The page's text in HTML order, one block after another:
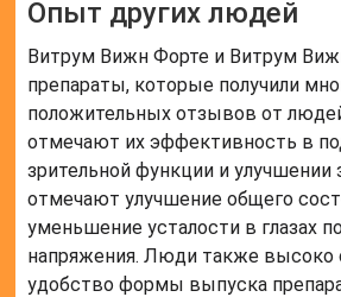
Опыт других людей
Витрум Вижн Форте и Витрум
препараты, которые получили
положительных отзывов от
отмечают их эффективность в
зрительной функции и улучшении
отмечают улучшение общего
уменьшение усталости в глазах
напряжения. Люди также высоко
удобство формы выпуска